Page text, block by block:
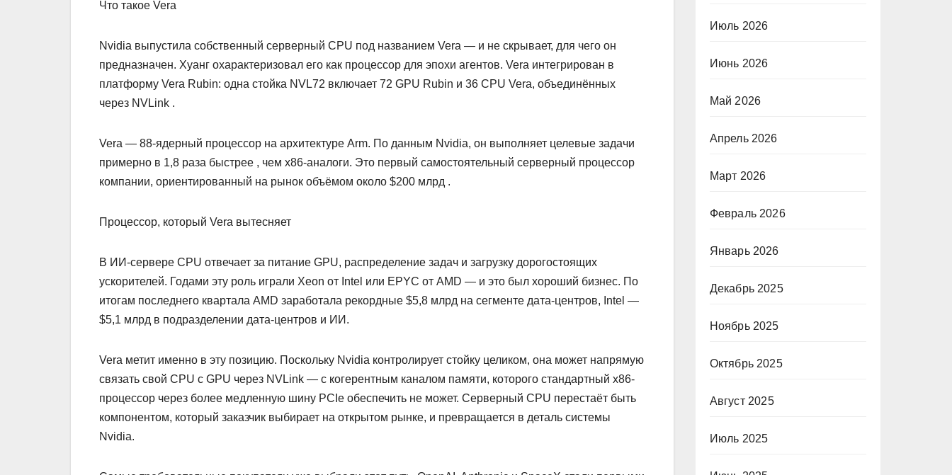
Что такое Vera
Nvidia выпустила собственный серверный CPU под названием Vera — и не скрывает, для чего он
предназначен. Хуанг охарактеризовал его как процессор для эпохи агентов. Vera интегрирован в
платформу Vera Rubin: одна стойка NVL72 включает 72 GPU Rubin и 36 CPU Vera, объединённых
через NVLink .
Vera — 88-ядерный процессор на архитектуре Arm. По данным Nvidia, он выполняет целевые задачи
примерно в 1,8 раза быстрее , чем x86-аналоги. Это первый самостоятельный серверный процессор
компании, ориентированный на рынок объёмом около $200 млрд .
Процессор, который Vera вытесняет
В ИИ-сервере CPU отвечает за питание GPU, распределение задач и загрузку дорогостоящих
ускорителей. Годами эту роль играли Xeon от Intel или EPYC от AMD — и это был хороший бизнес. По
итогам последнего квартала AMD заработала рекордные $5,8 млрд на сегменте дата-центров, Intel —
$5,1 млрд в подразделении дата-центров и ИИ.
Vera метит именно в эту позицию. Поскольку Nvidia контролирует стойку целиком, она может напрямую
связать свой CPU с GPU через NVLink — с когерентным каналом памяти, которого стандартный x86-
процессор через более медленную шину PCIe обеспечить не может. Серверный CPU перестаёт быть
компонентом, который заказчик выбирает на открытом рынке, и превращается в деталь системы
Nvidia.
Июль 2026
Июнь 2026
Май 2026
Апрель 2026
Март 2026
Февраль 2026
Январь 2026
Декабрь 2025
Ноябрь 2025
Октябрь 2025
Август 2025
Июль 2025